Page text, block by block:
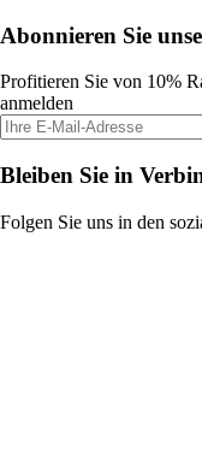
Abonnieren Sie
Profitieren Sie von 10%
anmelden
Bleiben Sie in
Folgen Sie uns in den